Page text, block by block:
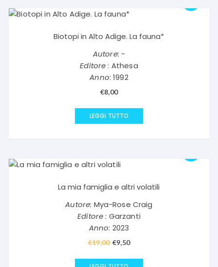
Biotopi in Alto Adige. La fauna*
Autore: -
Editore: Athesa
Anno: 1992
€8,00
LEGGI TUTTO
La mia famiglia e altri volatili
Autore: Mya-Rose Craig
Editore: Garzanti
Anno: 2023
€19,00 Il
€9,50Il